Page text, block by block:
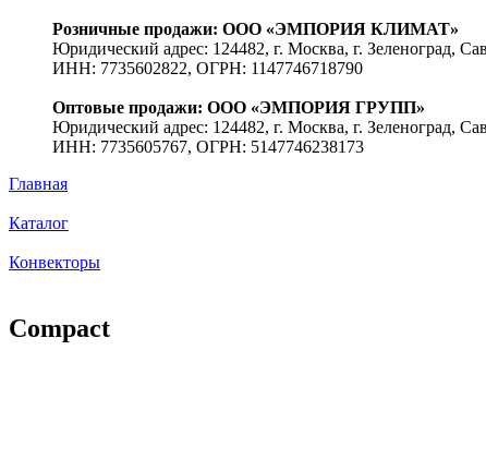
Розничные продажи: ООО «ЭМПОРИЯ КЛИМАТ»
Юридический адрес: 124482, г. Москва, г. Зеленоград,
ИНН: 7735602822, ОГРН: 1147746718790
Оптовые продажи: ООО «ЭМПОРИЯ ГРУПП»
Юридический адрес: 124482, г. Москва, г. Зеленоград,
ИНН: 7735605767, ОГРН: 5147746238173
Главная
Каталог
Конвекторы
Compact